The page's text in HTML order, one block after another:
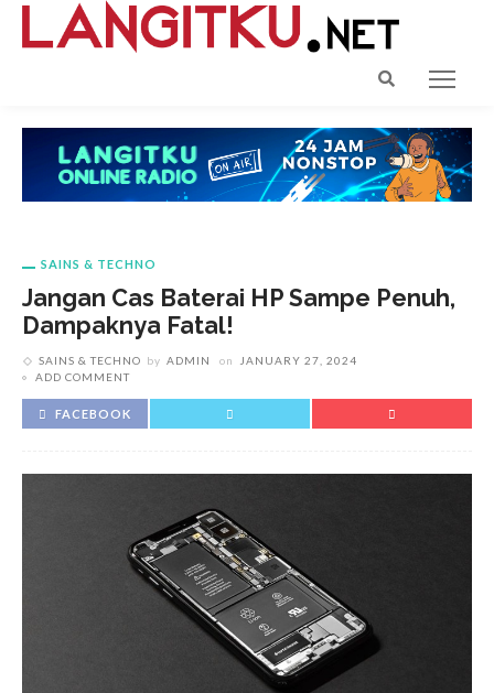
SAINS & TECHNO
Jangan Cas Baterai HP Sampe Penuh,
Dampaknya Fatal!
SAINS & TECHNO by ADMIN on
JANUARY 27, 2024
ADD COMMENT
FACEBOOK